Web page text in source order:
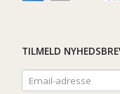
TILMELD
Email-
adresse